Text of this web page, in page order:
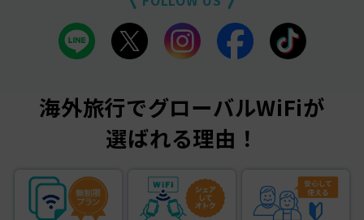
海外旅行でグローバルWiFiが
選ばれる理由！